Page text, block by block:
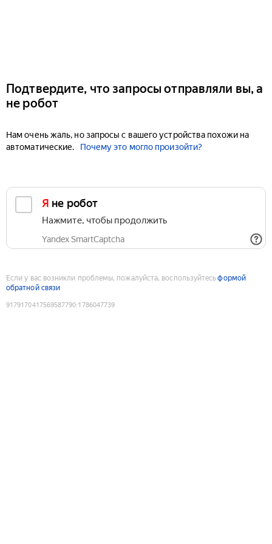
Подтвердите, что запросы отправляли вы, а
не робот
Нам очень жаль, но запросы с вашего устройства похожи на
автоматические.
Почему это могло произойти?
Я не робот
Нажмите, чтобы продолжить
Yandex SmartCaptcha
Если у вас возникли проблемы, пожалуйста, воспользуйтесьформой
обратной связи
9179170417569587790:1786047739